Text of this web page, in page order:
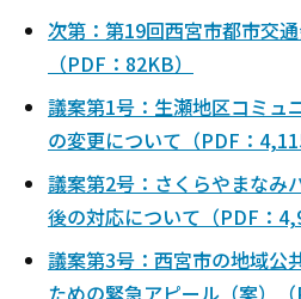
次第：第19回西宮市都市交
（PDF：82KB）
議案第1号：生瀬地区コミュ
の変更について（PDF：
議案第2号：さくらやまなみ
後の対応について（PDF：
議案第3号：西宮市の地域公